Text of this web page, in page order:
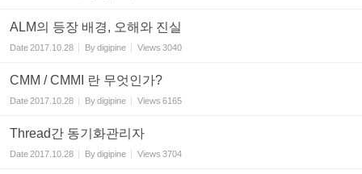
ALM의 등장 배경, 오해와 진실
Date2017.10.28 Bydigipine Views 3040
CMM / CMMI 란 무엇인가?
Date2017.10.28 Bydigipine Views 6165
Thread간 동기화관리자
Date2017.10.28 Bydigipine Views 3704